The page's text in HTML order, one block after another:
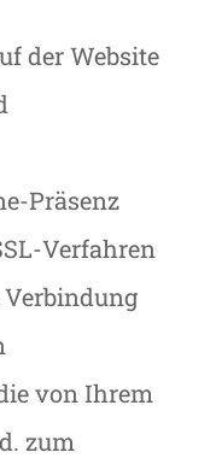
der Website
Präsenz
Verfahren
Verbindung
von Ihrem
zum